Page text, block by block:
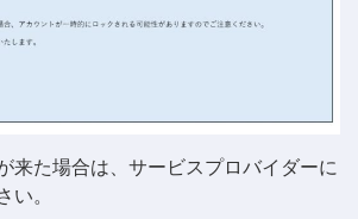
来た場合は、サービスプロバイダーに
い。